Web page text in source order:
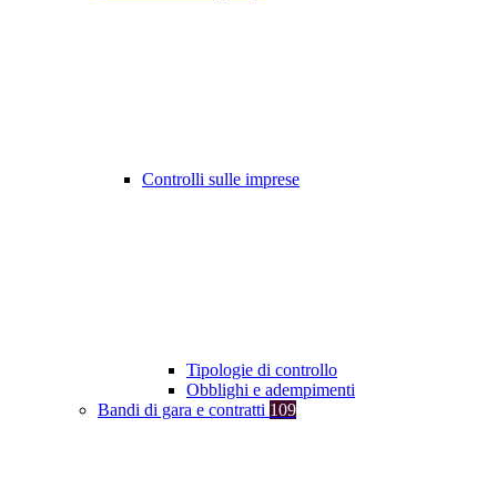
Controlli sulle imprese
Tipologie di controllo
Obblighi e adempimenti
Bandi di gara e contratti 109